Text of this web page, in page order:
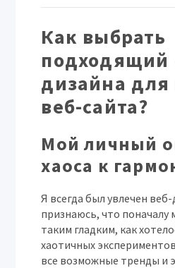
Как выбрать
подходящий
дизайна для
веб-сайта?
Мой личный
хаоса к
Я всегда был увлечен
признаюсь, что поначалу
таким гладким, как
хаотичных
все возможные тренды и